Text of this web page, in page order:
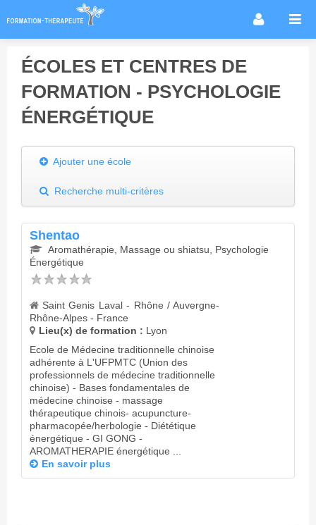
Infos métier
Thérapies / méthodes
ÉCOLES ET CENTRES DE
FORMATION - PSYCHOLOGIE
ÉNERGÉTIQUE
Ajouter une école
Recherche multi-critères
Shentao
Aromathérapie, Massage ou shiatsu, Psychologie
Énergétique
Saint Genis Laval - Rhône / Auvergne-
Rhône-Alpes - France
Lieu(x) de formation : Lyon
Ecole de Médecine traditionnelle chinoise
adhérente à L'UFPMTC (Union des
professionnels de médecine traditionnelle
chinoise) - Bases fondamentales de
médecine chinoise - massage
thérapeutique chinois- acupuncture-
pharmacopée/herbologie - Diététique
énergétique - GI GONG -
AROMATHERAPIE énergétique ...
En savoir plus